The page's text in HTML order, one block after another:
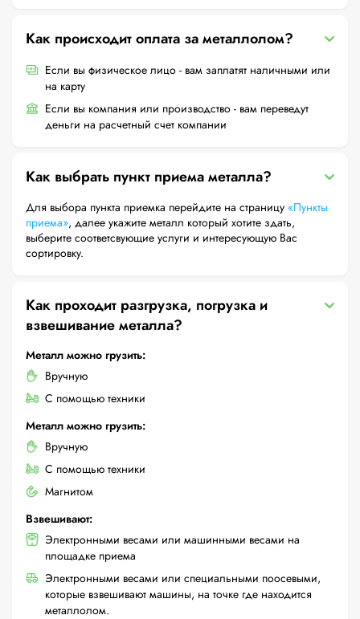
Как происходит оплата за металлолом?
Если вы физическое лицо - вам заплатят наличными или
на карту
Если вы компания или производство - вам переведут
деньги на расчетный счет компании
Как выбрать пункт приема металла?
Для выбора пункта приемка перейдите на страницу «Пункты
приема», далее укажите металл который хотите здать,
выберите соответсвующие услуги и интересующую Вас
сортировку.
Как проходит разгрузка, погрузка и
взвешивание металла?
Металл можно грузить:
Вручную
С помощью техники
Металл можно грузить:
Вручную
С помощью техники
Магнитом
Взвешивают:
Электронными весами или машинными весами на
площадке приема
Электронными весами или специальными поосевыми,
которые взвешивают машины, на точке где находится
металлолом.